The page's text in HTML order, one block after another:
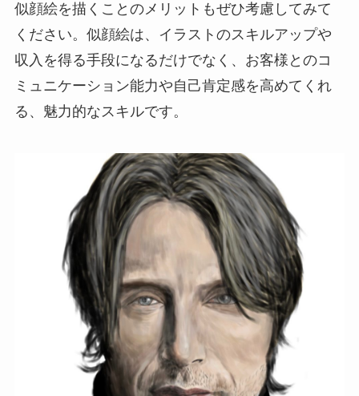
似顔絵を描くことのメリットもぜひ考慮してみて
ください。似顔絵は、イラストのスキルアップや
収入を得る手段になるだけでなく、お客様とのコ
ミュニケーション能力や自己肯定感を高めてくれ
る、魅力的なスキルです。